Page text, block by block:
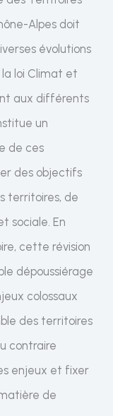
Alpes doit
évolutions
loi Climat et
aux différents
un
de ces
des objectifs
territoires, de
sociale. En
cette révision
dépoussiérage
colossaux
des territoires
contraire
enjeux et fixer
de